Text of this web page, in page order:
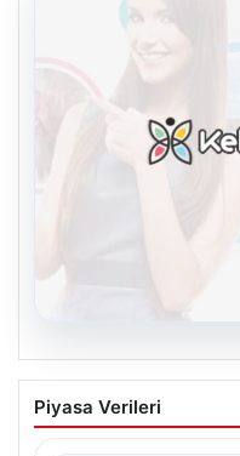
Kelebek.Org İle
Adresi Ve Chat
Piyasa Verileri